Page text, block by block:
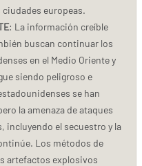
europeas.
: La información creíble
buscan continuar los
en el Medio Oriente y
siendo peligroso e
se han
la amenaza de ataques
incluyendo el secuestro y la
Los métodos de
artefactos explosivos